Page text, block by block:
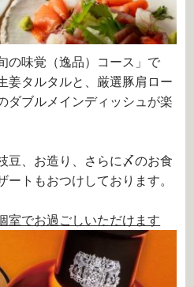
の味覚（逸品）コース」で
姜タルタルと、厳選豚肩ロー
ダブルメインディッシュが楽
豆、お造り、さらに〆のお食
ートもおつけしております。
室でお過ごしいただけます